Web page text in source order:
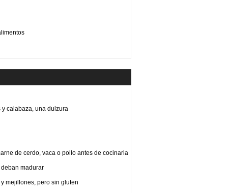
calabaza, una dulzura
de cerdo, vaca o pollo antes de cocinarla
madurar
mejillones, pero sin gluten